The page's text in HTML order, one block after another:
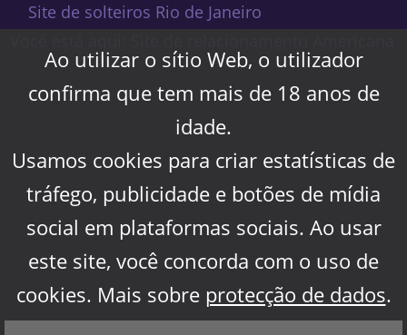
Ao utilizar o sítio Web, o utilizador
confirma que tem mais de 18 anos de
idade.
Usamos cookies para criar estatísticas de
tráfego, publicidade e botões de mídia
social em plataformas sociais. Ao usar
este site, você concorda com o uso de
cookies. Mais sobre protecção de dados.
Site de solteiros Rio de Janeiro